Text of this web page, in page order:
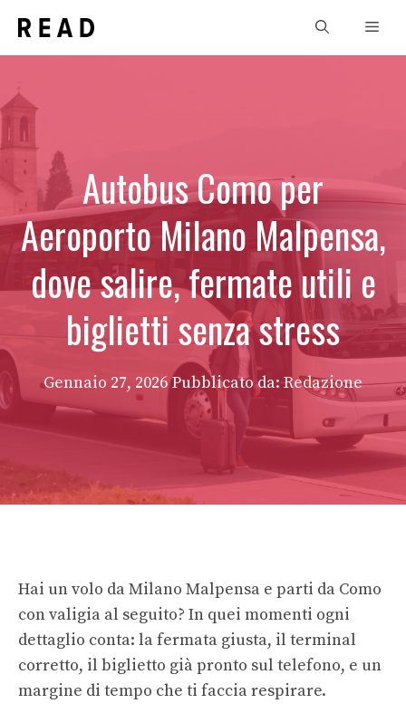
contenuto
Autobus Como per
Aeroporto Milano Malpensa,
dove salire, fermate utili e
biglietti senza stress
Gennaio 27, 2026 Pubblicato da: Redazione
Hai un volo da Milano Malpensa e parti da Como
con valigia al seguito? In quei momenti ogni
dettaglio conta: la fermata giusta, il terminal
corretto, il biglietto già pronto sul telefono, e un
margine di tempo che ti faccia respirare.